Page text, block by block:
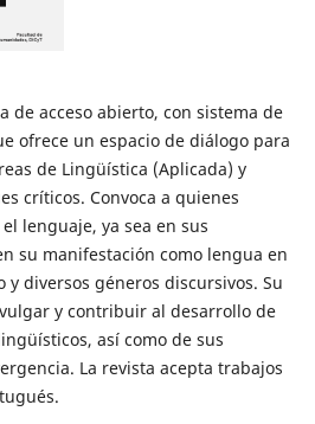
de acceso abierto, con sistema de
ofrece un espacio de diálogo para
de Lingüística (Aplicada) y
críticos. Convoca a quienes
lenguaje, ya sea en sus
su manifestación como lengua en
y diversos géneros discursivos. Su
y contribuir al desarrollo de
así como de sus
La revista acepta trabajos